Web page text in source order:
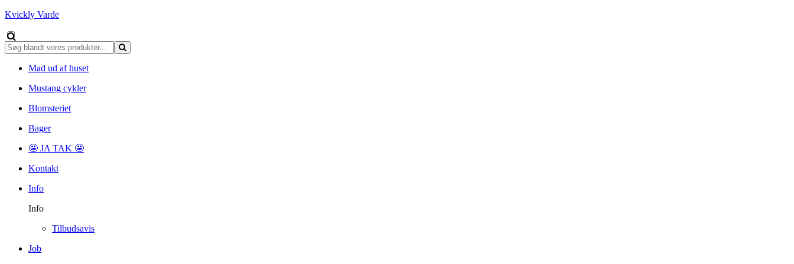
Kvickly Varde
Mad ud af huset
Mustang cykler
Blomsteriet
Bager
🤩 JA TAK 🤩
Kontakt
Info
Info
Tilbudsavis
Job